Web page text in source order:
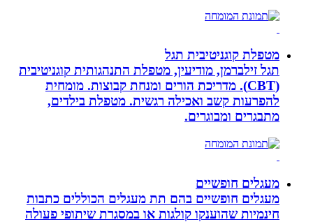
מטפלת קוגניטיבית תגל
תגל זילברמן, מודיעין, מטפלת התנהגותית קוגניטיבית
(CBT). מדריכת הורים ומנחת קבוצות. מומחית
להפרעות קשב ואכילה רגשית. מטפלת בילדים,
מתבגרים ומבוגרים.
מעגלים חופשיים
מעגלים חופשיים בהם תת מעגלים הכוללים כתבות
חינמיות שהוענקו קולגות או במסגרת שיתופי פעולה